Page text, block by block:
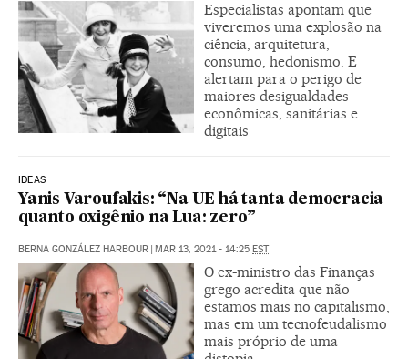
Especialistas apontam que
viveremos uma explosão na
ciência, arquitetura,
consumo, hedonismo. E
alertam para o perigo de
maiores desigualdades
econômicas, sanitárias e
digitais
IDEAS
Yanis Varoufakis: “Na UE há tanta democracia
quanto oxigênio na Lua: zero”
BERNA GONZÁLEZ HARBOUR MAR 13, 2021 - 14:25 EST
O ex-ministro das Finanças
grego acredita que não
estamos mais no capitalismo,
mas em um tecnofeudalismo
mais próprio de uma